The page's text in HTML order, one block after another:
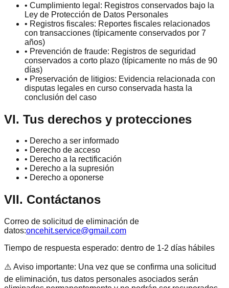
• Cumplimiento legal: Registros conservados bajo la
Ley de Protección de Datos Personales
• Registros fiscales: Reportes fiscales relacionados
con transacciones (típicamente conservados por 7
años)
• Prevención de fraude: Registros de seguridad
conservados a corto plazo (típicamente no más de 90
días)
• Preservación de litigios: Evidencia relacionada con
disputas legales en curso conservada hasta la
conclusión del caso
VI. Tus derechos y protecciones
• Derecho a ser informado
• Derecho de acceso
• Derecho a la rectificación
• Derecho a la supresión
• Derecho a oponerse
VII. Contáctanos
Correo de solicitud de eliminación de
datos:oncehit.service@gmail.com
Tiempo de respuesta esperado: dentro de 1-2 días hábiles
⚠️ Aviso importante: Una vez que se confirma una solicitud
de eliminación, tus datos personales asociados serán